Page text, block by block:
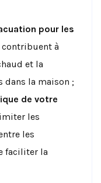
pour les
contribuent à
et la
dans la maison ;
de votre
les
les
faciliter la